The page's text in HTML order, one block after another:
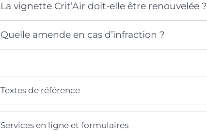
La vignette Crit’Air doit-elle être renouvelée ?
Quelle amende en cas d’infraction ?
Textes de référence
Services en ligne et formulaires